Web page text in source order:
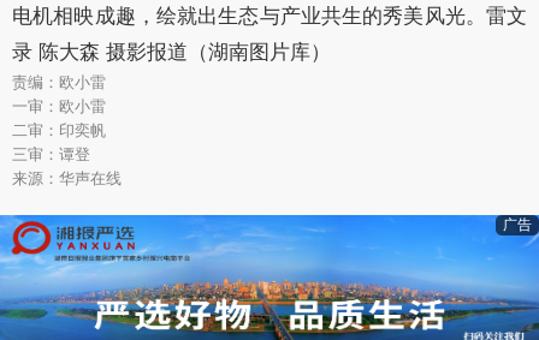
电机相映成趣，绘就出生态与产业共生的秀美风光。雷文
录 陈大森 摄影报道（湖南图片库）
责编：欧小雷
一审：欧小雷
二审：印奕帆
三审：谭登
来源：华声在线
广告